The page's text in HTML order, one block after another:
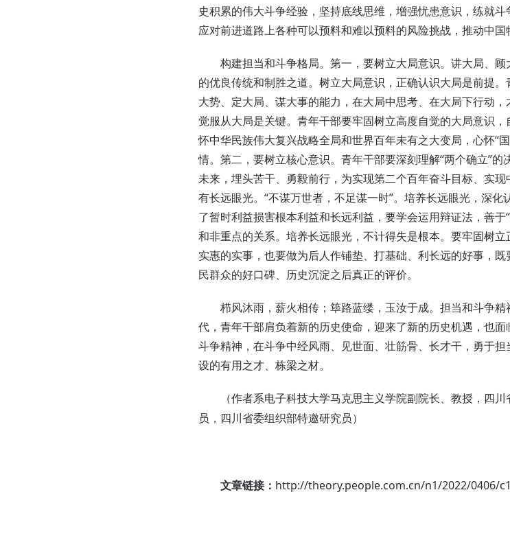
史积累的伟大斗争经验，坚持底线思维，增强忧患意识，练就
应对前进道路上各种可以预料和难以预料的风险挑战，推动中国
构建担当和斗争格局。第一，要树立大局意识。讲大局、顾
的优良传统和制胜之道。树立大局意识，正确认识大局是前提
大势、定大局、谋大事的能力，在大局中思考、在大局下行动
觉服从大局是关键。青年干部要牢固树立高度自觉的大局意识
怀中华民族伟大复兴战略全局和世界百年未有之大变局，心怀“
情。第二，要树立核心意识。青年干部要深刻理解“两个确立”
未来，埋头苦干、勇毅前行，为实现第二个百年奋斗目标、实
有长远眼光。“不谋万世者，不足谋一时”。培养长远眼光，深
了暂时利益损害根本利益和长远利益，要学会运用辩证法，善
和非重点的关系。培养长远眼光，不计得失是根本。要牢固树
实惠的实事，也要做为后人作铺垫、打基础、利长远的好事，
民群众的好口碑、历史沉淀之后真正的评价。
栉风沐雨，薪火相传；筚路蓝缕，玉汝于成。担当和斗争精
代，青年干部肩负着新的历史使命，迎来了新的历史机遇，也
斗争精神，在斗争中经风雨、见世面、壮筋骨、长才干，勇于
设的有用之才、栋梁之材。
（作者系电子科技大学马克思主义学院副院长、教授，四
员，四川省委组织部特邀研究员）
文章链接： http://theory.people.com.cn/n1/2022/0406/